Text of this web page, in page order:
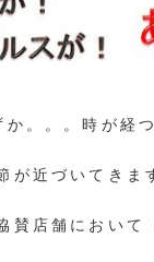
。。。時が経
が近づいてきま
店舗において